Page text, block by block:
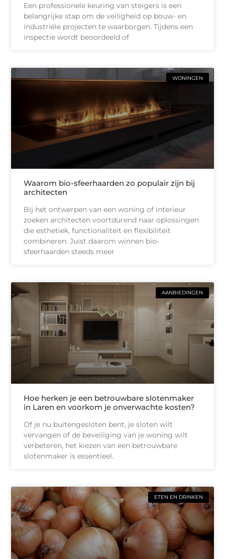
Een professionele keuring van steigers is een
belangrijke stap om de veiligheid op bouw- en
industriële projecten te waarborgen. Tijdens een
inspectie wordt beoordeeld of
WONINGEN
Waarom bio-sfeerhaarden zo populair zijn bij
architecten
Bij het ontwerpen van een woning of interieur
zoeken architecten voortdurend naar oplossingen
die esthetiek, functionaliteit en flexibiliteit
combineren. Juist daarom winnen bio-
sfeerhaarden steeds meer
AANBIEDINGEN
Hoe herken je een betrouwbare slotenmaker
in Laren en voorkom je onverwachte kosten?
Of je nu buitengesloten bent, je sloten wilt
vervangen of de beveiliging van je woning wilt
verbeteren, het kiezen van een betrouwbare
slotenmaker is essentieel.
ETEN EN DRINKEN